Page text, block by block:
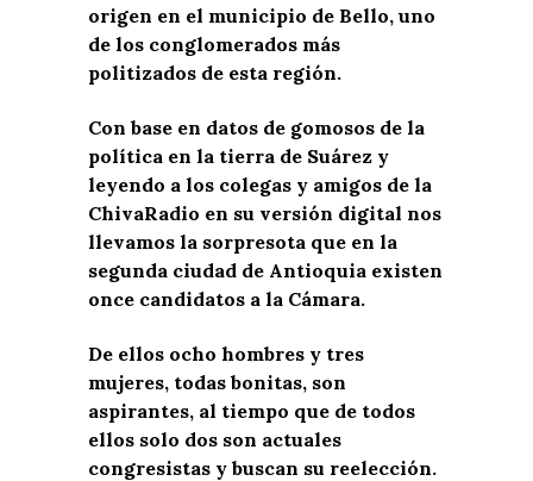
origen en el municipio de Bello, uno
de los conglomerados más
politizados de esta región.
Con base en datos de gomosos de la
política en la tierra de Suárez y
leyendo a los colegas y amigos de la
ChivaRadio en su versión digital nos
llevamos la sorpresota que en la
segunda ciudad de Antioquia existen
once candidatos a la Cámara.
De ellos ocho hombres y tres
mujeres, todas bonitas, son
aspirantes, al tiempo que de todos
ellos solo dos son actuales
congresistas y buscan su reelección.